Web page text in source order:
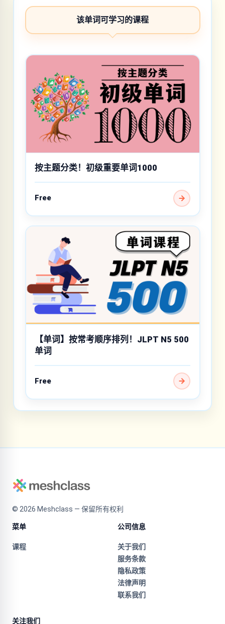
该单词可学习的课程
按主题分类！初级重要单词1000
Free
【单词】按常考顺序排列！JLPT N5 500
单词
Free
© 2026 Meshclass — 保留所有权利
菜单
课程
公司信息
关于我们
服务条款
隐私政策
法律声明
联系我们
关注我们